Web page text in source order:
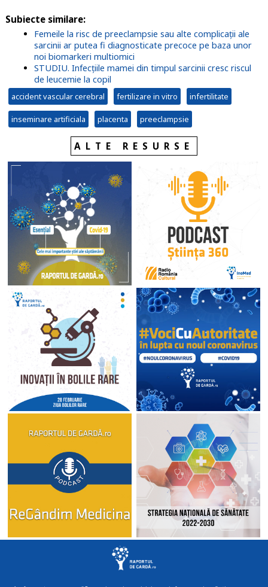
Subiecte similare:
Femeile la risc de preeclampsie sau alte complicaţii ale
sarcinii ar putea fi diagnosticate precoce pe baza unor
noi biomarkeri multiomici
STUDIU. Infecţiile mamei din timpul sarcinii cresc riscul
de leucemie la copil
accident vascular cerebral fertilizare in vitro infertilitate
inseminare artificiala placenta preeclampsie
ALTE RESURSE